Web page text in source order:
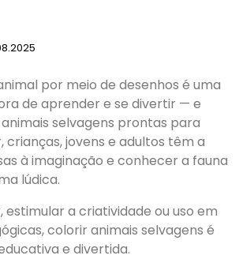
por meio de desenhos é uma
de aprender e se divertir — e
selvagens prontas para
jovens e adultos têm a
à imaginação e conhecer a fauna
lúdica.
estimular a criatividade ou uso em
colorir animais selvagens é
e divertida.